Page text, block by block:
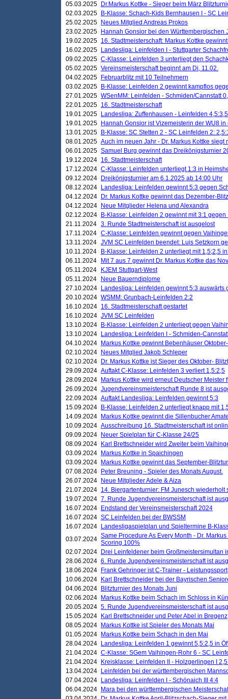
05.03.2025
Dr.Markus Kottke - Sieger beim März
02.03.2025
B-Klasse: Schach-Kids Bernhausen I - SC
25.02.2025
Neues Mitglied Andreas Prokos
23.02.2025
Hannah Gonsior bei den Württembergischen
19.02.2025 16. Stadtmeisterschaft: Markus Kottke
16.02.2025
Landesliga: Leinfelden I - Stuttgarter
09.02.2025 C-Klasse: Leinfelden 3 unterliegt den
05.02.2025 Vereinsmeisterschaft beginnt am Di, 11.02.
04.02.2025
Februarblitz mit 10 Teilnehmern
03.02.2025
B-Klasse: Leinfelden 2 gewinnt kampflos
27.01.2025 WSenMM: Leinfelden - Schmiden/Cannstatt
22.01.2025 16. Stadtmeisterschaft
19.01.2025
Landesliga: Zuffenhausen - Leinfelden 4,5:3,5
19.01.2025
Hannah Gonsior ist Vizemeisterin der WU8 in
13.01.2025
B-Klasse: SC Stetten 2 - SC Leinfelden 2:
08.01.2025 Auch im neuen Jahr - Dr. Markus Kottke
06.01.2025 Samuel Burg gewinnt das Dreikönigsturnier
19.12.2024 16. Stadtmeisterschaft
17.12.2024 C-Klasse: Leinfelden unterliegt 1:3 in
09.12.2024
Dreikönigsturnier am 6.1.2025 ab 14:00 Uhr
08.12.2024
Landesliga: Leinfelden gewinnt 5:3 gegen
04.12.2024
Dr. Markus Kottke gewinnt das Dezember-
04.12.2024
Neue Mitglieder Helena und Alexandra
02.12.2024
B-Klasse: Leinfelden 2 gewinnt mit 3:1
21.11.2024 3. Runde Stadtmeisterschaft ist ausgelost
17.11.2024 C-Klasse: Leinfelden gewinnt gegen
13.11.2024 JVM SC Leinfelden beendet: Luis Setzkorn
10.11.2024
B-Klasse: Leinfelden 2 unterliegt mit 1,5;2,5
06.11.2024
Mit 7 aus 7 gewinnt Dr. Markus Kottke das
05.11.2024
KJEM Stuttgart-West
05.11.2024
Neue Bauerndiplome
27.10.2024
Landesliga: Leinfelden gewinnt 5:3 auswärts
20.10.2024 WSMM: Grunbach-Leinfelden 2:2
16.10.2024 16. Stadtmeisterschaft gestartet
16.10.2024 JVM SC Leinfelden
13.10.2024
B-Klasse: Leinfelden 2 unterliegt gegen
13.10.2024
Landesliga: Leinfelden I - Schmiden-
04.10.2024
Markus Kottke gewinnt Bebenhäuser
02.10.2024
Neues Mitglied Jakob Schleper
02.10.2024
Dr. Markus Kottke ist Sieger des Oktober-
29.09.2024 Auftakt C-Klasse: Leinfelden 3 verliert 1,5:2,5
28.09.2024
Markus Kottke wird erneut Deutscher Meister
26.09.2024 Jugendvereinsmeisterschaft Runde 8 ist
22.09.2024 Auftakt Landesliga: Leinfelden gewinnt 5:3
15.09.2024
B-Klasse: Leinfelden 2 unterliegt knapp mit
14.09.2024
Markus Kottke gewinnt die Sillenbucher
10.09.2024 Ausschreibung 16. Stadtmeisterschaft ist
09.09.2024
Neuer Spielplan für C-Klasse 24/25
08.09.2024
Karl Brettschneider wird Zweiter beim
03.09.2024
Markus Kottke in Spaichingen
03.09.2024
Markus Kottke gewinnt das September-
07.08.2024
Peter Breuning - Spieler des Monats August.
26.07.2024
Neue Mitglieder Adele & Aiza
21.07.2024 14. Biergartenturnier: FM Junesch wiederholt
19.07.2024 7. Runde Jugendvereinsmeisterschaft ist
16.07.2024
Endstand der Vereinsmeisterschaft 2024
16.07.2024 SC Leinfelden bei der BWSSM
16.07.2024
Landesligaspielplan und Spieltermine B-
03.07.2024 Same Procedure As Every Month - Dr.
Scoring 100%
02.07.2024
Drei Leinfeldener beim Großmeistersimultan
28.06.2024 6. Runde Jugendvereinsmeisterschaft ist
18.06.2024
Frank Gehringer ist C-Trainer - Leistungssport
10.06.2024
Karl Brettschneider bei der Bayrischen
04.06.2024
Blitzturnier des Monats Juni
02.06.2024
Markus Kottke beim Schach im Schloss in
20.05.2024 5. Runde Jugendvereinsmeisterschaft ist
15.05.2024
Karl Brettschneider und Peter Abel in Bregenz
08.05.2024
Markus Kottke ist Spieler des Monats Mai
01.05.2024
Markus Kottke beim Schach in den Mai
28.04.2024
Landesliga: Leinfelden 1 gewinnt 5,5:2,5 in
21.04.2024 C-Klasse: SGem Vaihingen-Rohr 6 - SC
21.04.2024
Kreisklasse: Leinfelden II - Holzgerlingen I
13.04.2024
Leinfelden bei der württembergischen
07.04.2024
Landesliga: Leinfelden I - Schönaich III 4:4
06.04.2024
Mara bei den württembergischen